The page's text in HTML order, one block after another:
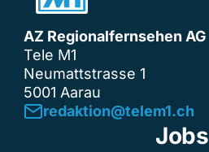
AZ Regionalfernsehen AG
Tele M1
Neumattstrasse 1
5001 Aarau
redaktion@telem1.ch
Jobs